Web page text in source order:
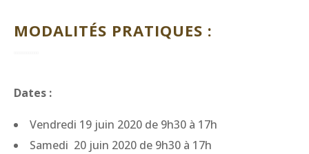
MODALITÉS PRATIQUES :
Dates :
Vendredi 19 juin 2020 de 9h30 à 17h
Samedi 20 juin 2020 de 9h30 à 17h